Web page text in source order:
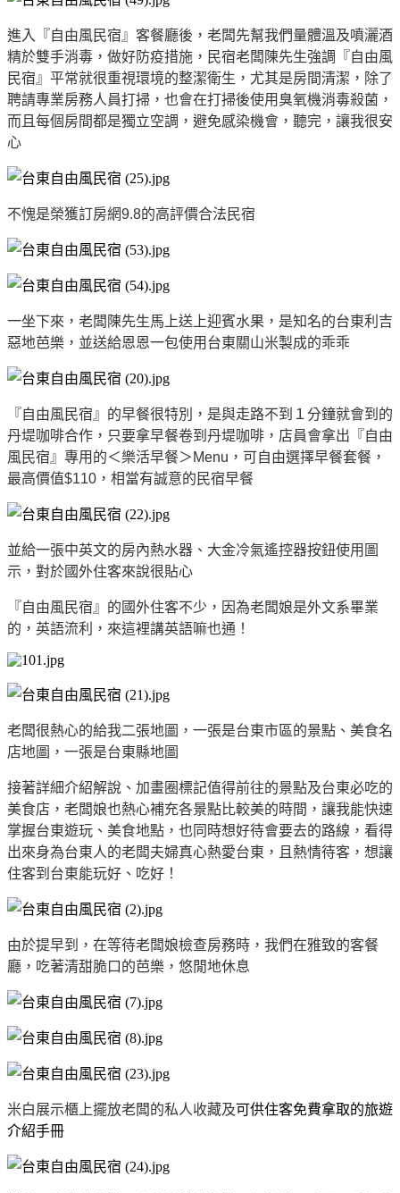
進入『自由風民宿』客餐廳後，老闆先幫我們量體溫及噴灑酒
精於雙手消毒，做好防疫措施，民宿老闆陳先生強調『自由風
民宿』平常就很重視環境的整潔衛生，尤其是房間清潔，除了
聘請專業房務人員打掃，也會在打掃後使用臭氧機消毒殺菌，
而且每個房間都是獨立空調，避免感染機會，聽完，讓我很安
心
不愧是榮獲訂房網9.8的高評價合法民宿
一坐下來，老闆陳先生馬上送上迎賓水果，是知名的台東利吉
惡地芭樂，並送給恩恩一包使用台東關山米製成的乖乖
『自由風民宿』的早餐很特別，是與走路不到１分鐘就會到的
丹堤咖啡合作，只要拿早餐卷到丹堤咖啡，店員會拿出『自由
風民宿』專用的＜樂活早餐＞Menu，可自由選擇早餐套餐，
最高價值$110，相當有誠意的民宿早餐
並給一張中英文的房內熱水器、大金冷氣遙控器按鈕使用圖
示，對於國外住客來說很貼心
『自由風民宿』的國外住客不少，因為老闆娘是外文系畢業
的，英語流利，來這裡講英語嘛也通！
老闆很熱心的給我二張地圖，一張是台東市區的景點、美食名
店地圖，一張是台東縣地圖
接著詳細介紹解說、加畫圈標記值得前往的景點及台東必吃的
美食店，老闆娘也熱心補充各景點比較美的時間，讓我能快速
掌握台東遊玩、美食地點，也同時想好待會要去的路線，看得
出來身為台東人的老闆夫婦真心熱愛台東，且熱情待客，想讓
住客到台東能玩好、吃好！
由於提早到，在等待老闆娘檢查房務時，我們在雅致的客餐
廳，吃著清甜脆口的芭樂，悠閒地休息
米白展示櫃上擺放老闆的私人收藏及可供住客免費拿取的旅遊
介紹手冊